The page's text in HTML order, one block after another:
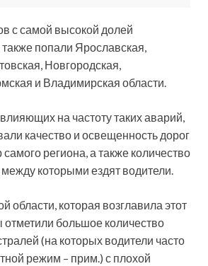
с самой высокой долей
попали Ярославская,
Новгородская,
и Владимирская области.
на частоту таких аварий,
качество и освещенность дорог
региона, а также количество
которыми ездят водители.
области, которая возглавила этот
отметили большое количество
(на которых водители часто
режим – прим.) с плохой